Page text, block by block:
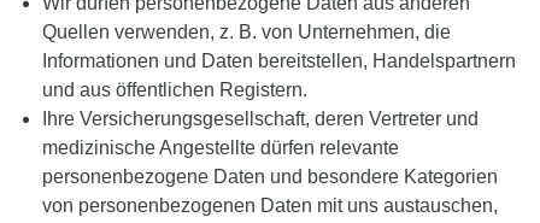
Quellen verwenden, z. B. von Unternehmen, die
Informationen und Daten bereitstellen, Handelspartnern
und aus öffentlichen Registern.
Ihre Versicherungsgesellschaft, deren Vertreter und
medizinische Angestellte dürfen relevante
personenbezogene Daten und besondere Kategorien
von personenbezogenen Daten mit uns austauschen,